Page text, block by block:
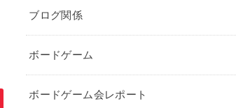
ブログ関係
ボードゲーム
ボードゲーム会レポート